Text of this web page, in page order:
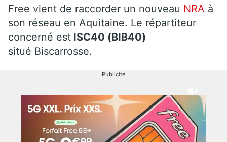
Free vient de raccorder un nouveau NRA à
son réseau en Aquitaine. Le répartiteur
concerné est ISC40 (BIB40)
situé Biscarrosse.
Publicité